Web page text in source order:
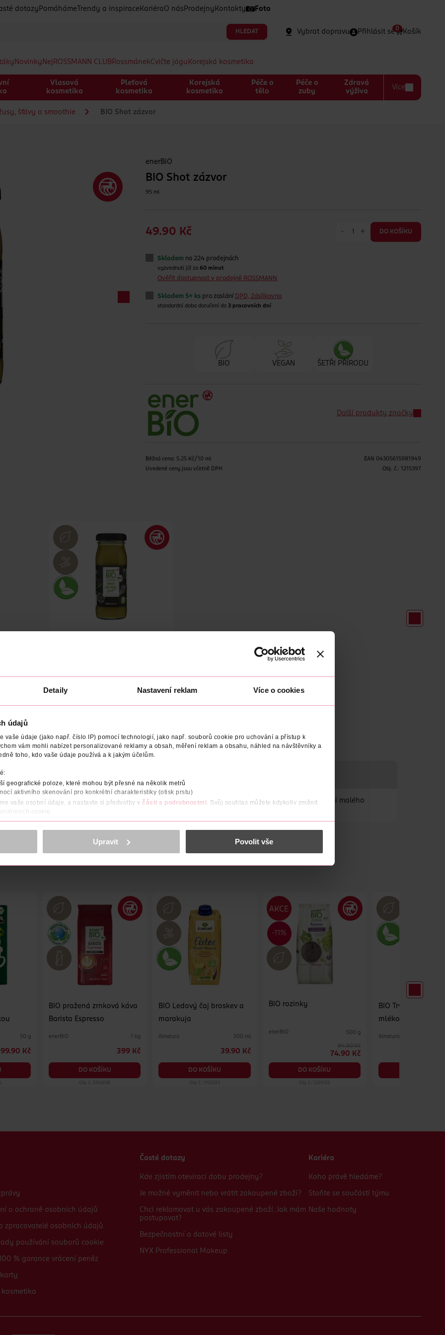
Detaily Nastavení reklam Více o cookies
údajů
vaše údaje (jako např. číslo IP) pomocí technologií, jako např. souborů cookie pro uchování a přístup k
vám mohli nabízet personalizované reklamy a obsah, měření reklam a obsahu, náhled na návštěvníky a
toho, kdo vaše údaje používá a k jakým účelům.
geografické poloze, které mohou být přesné na několik metrů
aktivního skenování pro konkrétní charakteristiky (otisk prstu)
vaše osobní údaje, a nastavte si předvolby v části s podrobnostmi. Svůj souhlas můžete kdykoliv změnit
cookie.
a reklam, funkcí sociálních médií, analýze návštěvnosti, které mohou nést osobní údaje.
osobních údajů.
<
Upravit Povolit vše
dotazy Pomáháme Trendy a inspirace Kariéra O nás Prodejny Kontakty Foto
HLEDAT Vybrat dopravu Přihlásit se Košík
0
Novinky Nej ROSSMANN CLUBRossmánekCvičte jógu Korejská kosmetika
Vlasová
kosmetika
Pleťová
kosmetika
Korejská
kosmetika
Péče o
tělo
Péče o
zuby
Zdravá
výživa
Více
šťávy a smoothie BIO Shot zázvor
enerBiO
BIO Shot zázvor
95 ml
49.90 Kč - + DO KOŠÍKU
Skladem na 224 prodejnách
vyzvednutí již za60 minut
Ověřit dostupnost v prodejně ROSSMANN
Skladem 5+ ks pro zaslání DPD, Zásilkovna
standardní doba doručení do 3 pracovních dní
BIO VEGAN ŠETŘI PŘÍRODU
Další produkty značky
Běžná cena: 5.25 Kč/10 ml
Uvedené ceny jsou včetně DPH
EAN 04305615981949
Obj. č.: 1215397
intenzivní chuťový kopanec pro mezidobí. Se spoustou povzbuzujícího zázvoru stlačeného do velmi malého
chuťové pohárky a přínos pro váš imunitní systém.
50 g
99.90 Kč
BIO pražená zrnková káva
Barista Espresso
enerBiO 1 kg
399 Kč
DO KOŠÍKU
Obj. č.: 594608
BIO Ledový čaj broskev a
marakuja
Alnatura 500 ml
39.90 Kč
DO KOŠÍKU
Obj. č.: 1153293
BIO rozinky
enerBiO 500 g
84.90 Kč
74.90 Kč
DO KOŠÍKU
Obj. č.: 1205152
BIO Trvanlivé
mléko 3,5 % tuku
Alnatura
o ochraně osobních údajů
zpracovatelé osobních údajů
používání souborů cookie
% garance vrácení peněz
kosmetika
Časté dotazy
Kde zjistím otevírací dobu prodejny?
Je možné vyměnit nebo vrátit zakoupené zboží?
Chci reklamovat u vás zakoupené zboží. Jak mám
postupovat?
Bezpečnostní a datové listy
NYX Professional Makeup
Kariéra
Koho právě hledáme?
Staňte se součástí týmu
Naše hodnoty